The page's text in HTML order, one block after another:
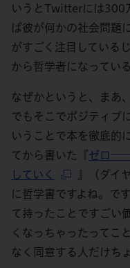
いうとTwitterには300
ば彼が何かの社会問題
がすごく注目している
から哲学者になってい
なぜかというと、まあ
でもそこでポジティブ
いうことで本を徹底的
てから書いた『ゼロ――
していく
』（ダイ
に哲学書ですよね。で
て持ったことですごい
くなっちゃったってこ
なく同意する人だけち